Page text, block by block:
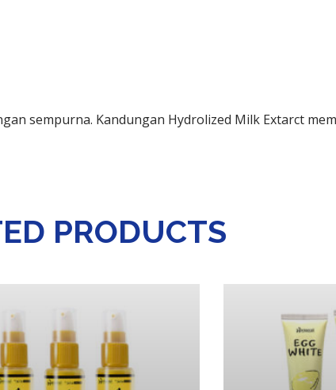
sempurna. Kandungan Hydrolized Milk Extarct
PRODUCTS